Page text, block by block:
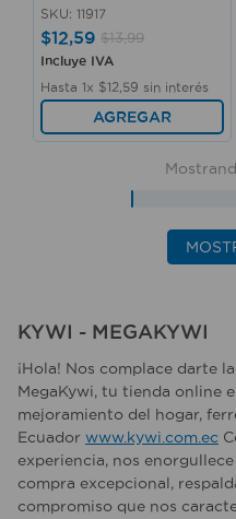
SKU: 11917
$12,59 $13,99
Incluye IVA
Hasta 1x $12 59 sin interés
AGREGAR
KYWI - MEGAKYWI
¡Hola! Nos complace darte
MegaKywi, tu tienda online
mejoramiento del hogar,
Ecuador www.kywi.com.ec
experiencia, nos
compra excepcional,
compromiso que nos